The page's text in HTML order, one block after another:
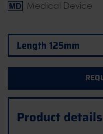
Medical Device
Product details